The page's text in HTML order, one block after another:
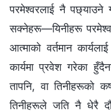
परमेश्‍वरलाई नै पछ्याउने
सक्‍नेहरू—यिनीहरू
आत्माको वर्तमान
कार्यमा प्रवेश गरेका
तापनि, वा तिनीहरूको
तिनीहरूले जति नै धेरै